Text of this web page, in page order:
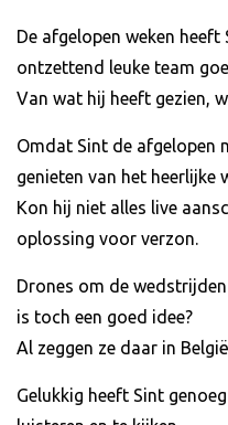
De afgelopen weken
ontzettend leuke team
Van wat hij heeft gezien,
Omdat Sint de afgelopen
genieten van het heerlijke
Kon hij niet alles live
oplossing voor verzon.
Drones om de
is toch een goed idee?
Al zeggen ze daar in
Gelukkig heeft Sint